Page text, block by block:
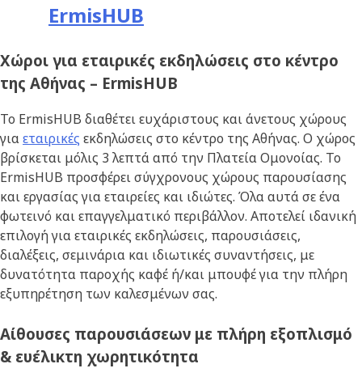
ErmisHUB
Χώροι για εταιρικές εκδηλώσεις στο κέντρο
της Αθήνας – ErmisHUB
Το ErmisHUB διαθέτει ευχάριστους και άνετους χώρους
γιαεταιρικές εκδηλώσεις στο κέντρο της Αθήνας. Ο χώρος
βρίσκεται μόλις 3 λεπτά από την Πλατεία Ομονοίας. Το
ErmisHUB προσφέρει σύγχρονους χώρους παρουσίασης
και εργασίας για εταιρείες και ιδιώτες. Όλα αυτά σε ένα
φωτεινό και επαγγελματικό περιβάλλον. Αποτελεί ιδανική
επιλογή για εταιρικές εκδηλώσεις, παρουσιάσεις,
διαλέξεις, σεμινάρια και ιδιωτικές συναντήσεις, με
δυνατότητα παροχής καφέ ή/και μπουφέ για την πλήρη
εξυπηρέτηση των καλεσμένων σας.
Αίθουσες παρουσιάσεων με πλήρη εξοπλισμό
& ευέλικτη χωρητικότητα